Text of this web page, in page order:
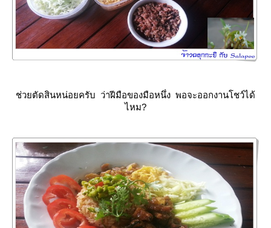
ช่วยตัดสินหน่อยครับ ว่าฝีมือของมือหนึ่ง พอจะออกงานโชว์ได้
ไหม?